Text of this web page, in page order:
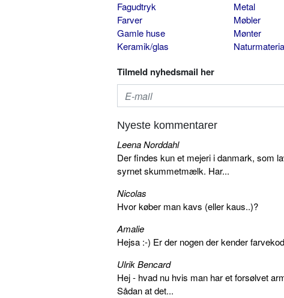
Fagudtryk
Farver
Gamle huse
Keramik/glas
Metal
Møbler
Mønter
Tilmeld nyhedsmail her
Nyeste kommentarer
Leena Norddahl
Der findes kun et mejeri i danmark,
syrnet skummetmælk. Har...
Nicolas
Hvor køber man kavs (eller kaus..)?
Amalie
Hejsa :-) Er der nogen der kender
Ulrik Bencard
Hej - hvad nu hvis man har et forsølvet
Sådan at det...